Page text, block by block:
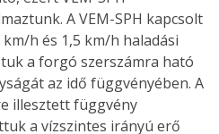
A VEM-SPH kapcsolt
h és 1,5 km/h haladási
a forgó szerszámra ható
az idő függvényében. A
illesztett függvény
a vízszintes irányú erő